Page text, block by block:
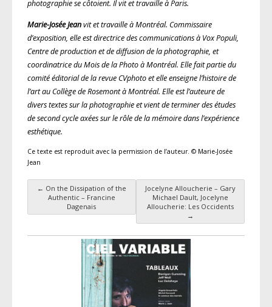
photographie se côtoient. Il vit et travaille à Paris.
Marie-Josée Jeanvit et travaille à Montréal. Commissaire
d’exposition, elle est directrice des communications à Vox Populi,
Centre de production et de diffusion de la photographie, et
coordinatrice du Mois de la Photo à Montréal. Elle fait partie du
comité éditorial de la revue CVphotoet elle enseigne l’histoire de
l’art au Collège de Rosemont à Montréal. Elle est l’auteure de
divers textes sur la photographie et vient de terminer des études
de second cycle axées sur le rôle de la mémoire dans l’expérience
esthétique.
Ce texte est reproduit avec la permission de l’auteur. © Marie-Josée
Jean
Navigation des articles
← On the Dissipation of the
Authentic – Francine
Dagenais
Jocelyne Alloucherie – Gary
Michael Dault, Jocelyne
Alloucherie: Les Occidents
→